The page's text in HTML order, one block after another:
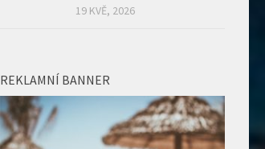
19 KVĚ, 2026
REKLAMNÍ BANNER